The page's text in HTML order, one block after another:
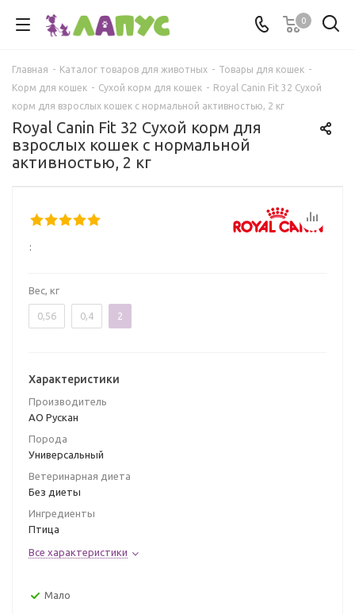
0
Главная - Каталог товаров для животных - Товары для кошек -
Корм для кошек - Сухой корм для кошек - Royal Canin Fit 32 Сухой
корм для взрослых кошек с нормальной активностью, 2 кг
Royal Canin Fit 32 Сухой корм для
взрослых кошек с нормальной
активностью, 2 кг
:
Вес, кг
0,56 0,4 2
Характеристики
Производитель
АО Рускан
Порода
Универсальный
Ветеринарная диета
Без диеты
Ингредиенты
Птица
Все характеристики
Мало